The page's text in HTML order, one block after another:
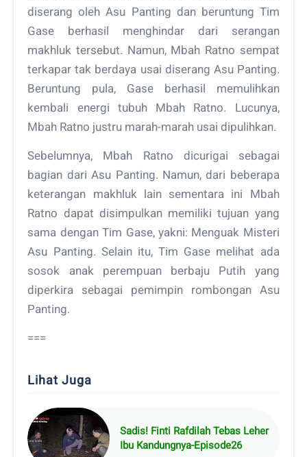
diserang oleh Asu Panting dan beruntung Tim
Gase berhasil menghindar dari serangan
makhluk tersebut. Namun, Mbah Ratno sempat
terkapar tak berdaya usai diserang Asu Panting.
Beruntung pula, Gase berhasil memulihkan
kembali energi tubuh Mbah Ratno. Lucunya,
Mbah Ratno justru marah-marah usai dipulihkan.
Sebelumnya, Mbah Ratno dicurigai sebagai
bagian dari Asu Panting. Namun, dari beberapa
keterangan makhluk lain sementara ini Mbah
Ratno dapat disimpulkan memiliki tujuan yang
sama dengan Tim Gase, yakni: Menguak Misteri
Asu Panting. Selain itu, Tim Gase melihat ada
sosok anak perempuan berbaju Putih yang
diperkira sebagai pemimpin rombongan Asu
Panting.
===
Lihat Juga
Sadis! Finti Rafdilah Tebas Leher
Ibu Kandungnya-Episode26